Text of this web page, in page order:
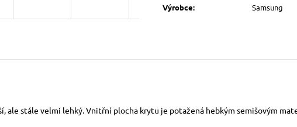
Výrobce: Samsung
stále velmi lehký. Vnitřní plocha krytu je potažená hebkým semišovým